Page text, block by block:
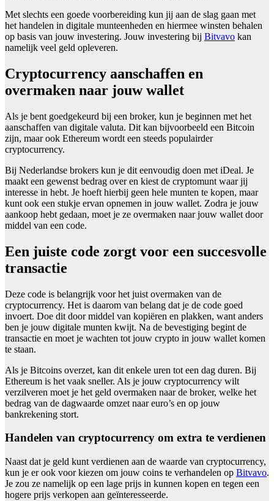
Met slechts een goede voorbereiding kun jij aan de slag gaan met
het handelen in digitale munteenheden en hiermee winsten behalen
op basis van jouw investering. Jouw investering bij Bitvavo kan
namelijk veel geld opleveren.
Cryptocurrency aanschaffen en
overmaken naar jouw wallet
Als je bent goedgekeurd bij een broker, kun je beginnen met het
aanschaffen van digitale valuta. Dit kan bijvoorbeeld een Bitcoin
zijn, maar ook Ethereum wordt een steeds populairder
cryptocurrency.
Bij Nederlandse brokers kun je dit eenvoudig doen met iDeal. Je
maakt een gewenst bedrag over en kiest de cryptomunt waar jij
interesse in hebt. Je hoeft hierbij geen hele munten te kopen, maar
kunt ook een stukje ervan opnemen in jouw wallet. Zodra je jouw
aankoop hebt gedaan, moet je ze overmaken naar jouw wallet door
middel van een code.
Een juiste code zorgt voor een succesvolle
transactie
Deze code is belangrijk voor het juist overmaken van de
cryptocurrency. Het is daarom van belang dat je de code goed
invoert. Doe dit door middel van kopiëren en plakken, want anders
ben je jouw digitale munten kwijt. Na de bevestiging begint de
transactie en moet je wachten tot jouw crypto in jouw wallet komen
te staan.
Als je Bitcoins overzet, kan dit enkele uren tot een dag duren. Bij
Ethereum is het vaak sneller. Als je jouw cryptocurrency wilt
verzilveren moet je het geld overmaken naar de broker, welke het
bedrag van de dagwaarde omzet naar euro’s en op jouw
bankrekening stort.
Handelen van cryptocurrency om extra te verdienen
Naast dat je geld kunt verdienen aan de waarde van cryptocurrency,
kun je er ook voor kiezen om jouw coins te verhandelen op Bitvavo.
Je zou ze namelijk op een lage prijs in kunnen kopen en tegen een
hogere prijs verkopen aan geïnteresseerde.